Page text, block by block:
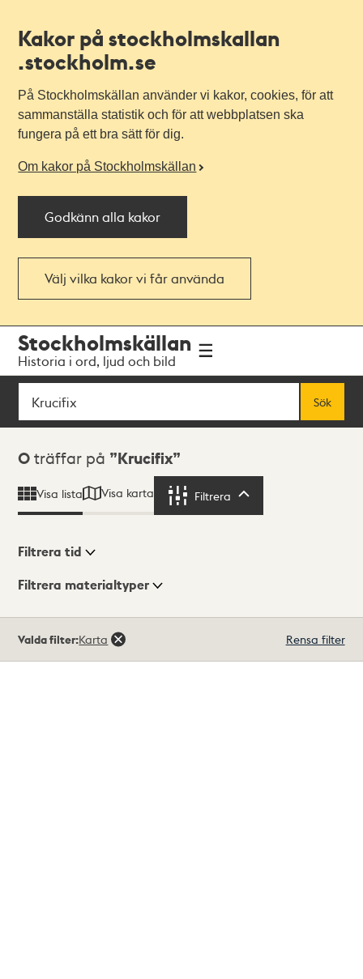
Kakor på stockholmskallan
.stockholm.se
På Stockholmskällan använder vi kakor, cookies, för att
sammanställa statistik och för att webbplatsen ska
fungera på ett bra sätt för dig.
Om kakor på Stockholmskällan
Godkänn alla kakor
Välj vilka kakor vi får använda
navigationen
huvudinnehållet
Stockholmskällan
Historia i ord, ljud och bild
Sök
Sök
Sökresultat
0 träffar på Krucifix
Visa lista Visa karta Filtrera
Visningsläge
Filtrera tid
Filtrera materialtyper
träffar
Valda filter:Karta Rensa filter